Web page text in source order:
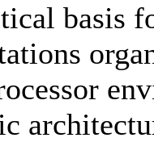
basis